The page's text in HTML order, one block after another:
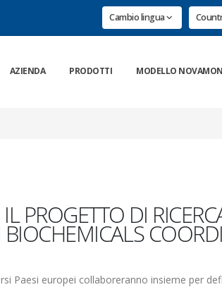
Cambio lingua
AZIENDA PRODOTTI MODELLO
PROGETTO DI
Paesi europei collaboreranno insieme per